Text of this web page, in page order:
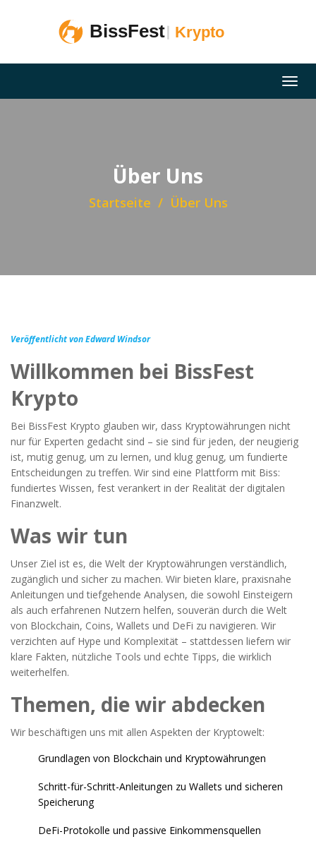
Über Uns
Startseite Über Uns
Veröffentlicht von Edward Windsor
Willkommen bei BissFest
Krypto
Bei BissFest Krypto glauben wir, dass Kryptowährungen nicht
nur für Experten gedacht sind – sie sind für jeden, der neugierig
ist, mutig genug, um zu lernen, und klug genug, um fundierte
Entscheidungen zu treffen. Wir sind eine Plattform mit Biss:
fundiertes Wissen, fest verankert in der Realität der digitalen
Finanzwelt.
Was wir tun
Unser Ziel ist es, die Welt der Kryptowährungen verständlich,
zugänglich und sicher zu machen. Wir bieten klare, praxisnahe
Anleitungen und tiefgehende Analysen, die sowohl Einsteigern
als auch erfahrenen Nutzern helfen, souverän durch die Welt
von Blockchain, Coins, Wallets und DeFi zu navigieren. Wir
verzichten auf Hype und Komplexität – stattdessen liefern wir
klare Fakten, nützliche Tools und echte Tipps, die wirklich
weiterhelfen.
Themen, die wir abdecken
Wir beschäftigen uns mit allen Aspekten der Kryptowelt:
Grundlagen von Blockchain und Kryptowährungen
Schritt-für-Schritt-Anleitungen zu Wallets und sicheren
Speicherung
DeFi-Protokolle und passive Einkommensquellen